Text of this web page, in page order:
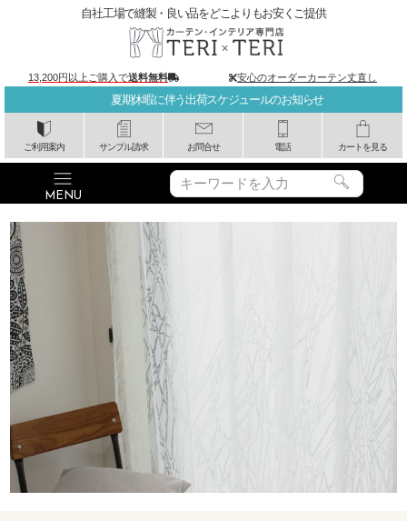
夏期休暇に伴う出荷スケジュールのお知らせ
ご利用案内 サンプル請求 お問合せ 電話 カートを見る
自社工場で縫製・良い品をどこよりもお安くご提供
13,200円以上ご購入で送料無料 安心のオーダーカーテン丈直し